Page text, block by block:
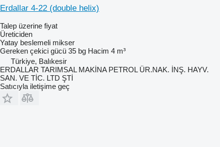
Erdallar 4-22 (double helix)
Talep üzerine fiyat
Üreticiden
Yatay beslemeli mikser
Gereken çekici gücü 35 bg Hacim 4 m³
Türkiye, Balıkesir
ERDALLAR TARIMSAL MAKİNA PETROL ÜR.NAK. İNŞ. HAYV.
SAN. VE TİC. LTD ŞTİ
Satıcıyla iletişime geç